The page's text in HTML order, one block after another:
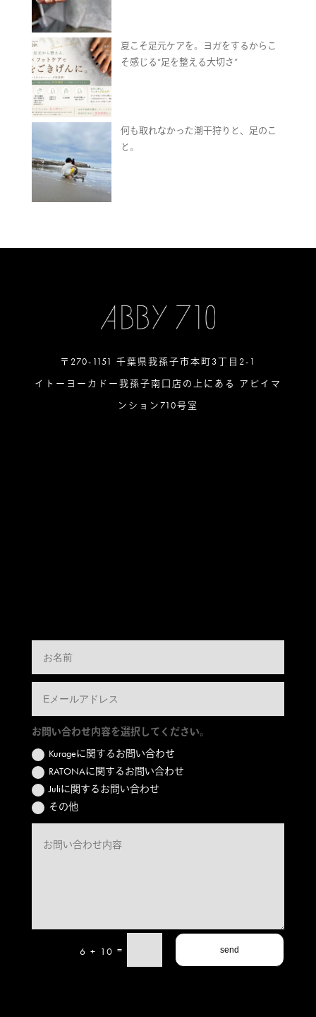
夏こそ足元ケアを。ヨガをするからこ
そ感じる“足を整える大切さ”
何も取れなかった潮干狩りと、足のこ
と。
〒270-1151 千葉県我孫子市本町3丁目2-1
イトーヨーカドー我孫子南口店の上にある アビイマ
ンション710号室
お問い合わせ内容を選択してください。
Kurageに関するお問い合わせ
RATONAに関するお問い合わせ
Juliに関するお問い合わせ
その他
6 + 10 = send